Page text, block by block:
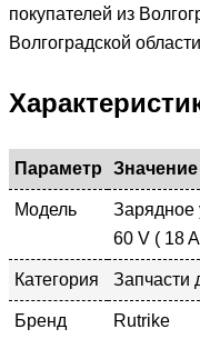
покупателей из
Волгоградской
Параметр Значение
Модель
Зарядное
60 V ( 18
Категория Запчасти
Бренд Rutrike